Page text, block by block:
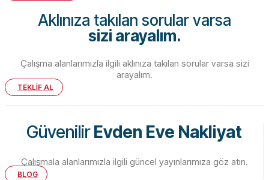
Aklınıza takılan sorular varsa
sizi arayalım.
Çalışma alanlarımızla ilgili aklınıza takılan sorular varsa sizi
arayalım.
TEKLİF AL
GüvenilirEvden Eve Nakliyat
Çalışmala alanlarımızla ilgili güncel yayınlarımıza göz atın.
BLOG